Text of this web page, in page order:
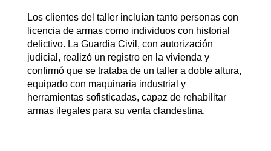
Los clientes del taller incluían tanto personas con
licencia de armas como individuos con historial
delictivo. La Guardia Civil, con autorización
judicial, realizó un registro en la vivienda y
confirmó que se trataba de un taller a doble altura,
equipado con maquinaria industrial y
herramientas sofisticadas, capaz de rehabilitar
armas ilegales para su venta clandestina.